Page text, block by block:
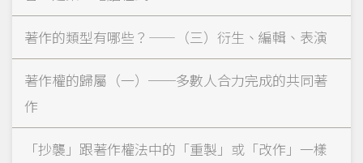
著作的類型有哪些？——（三）衍生、編輯、表演
著作權的歸屬（一）──多數人合力完成的共同著
作
「抄襲」跟著作權法中的「重製」或「改作」一樣